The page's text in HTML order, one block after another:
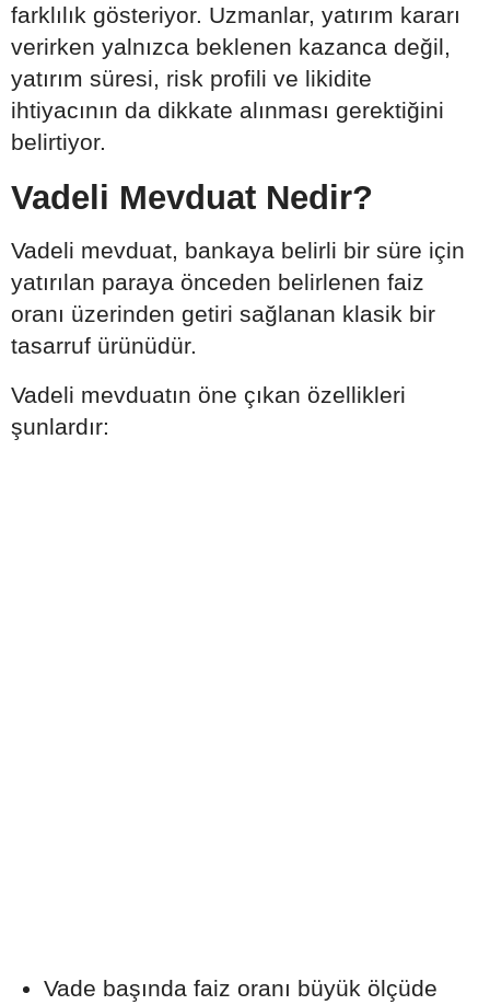
farklılık gösteriyor. Uzmanlar, yatırım kararı
verirken yalnızca beklenen kazanca değil,
yatırım süresi, risk profili ve likidite
ihtiyacının da dikkate alınması gerektiğini
belirtiyor.
Vadeli Mevduat Nedir?
Vadeli mevduat, bankaya belirli bir süre için
yatırılan paraya önceden belirlenen faiz
oranı üzerinden getiri sağlanan klasik bir
tasarruf ürünüdür.
Vadeli mevduatın öne çıkan özellikleri
şunlardır:
Vade başında faiz oranı büyük ölçüde